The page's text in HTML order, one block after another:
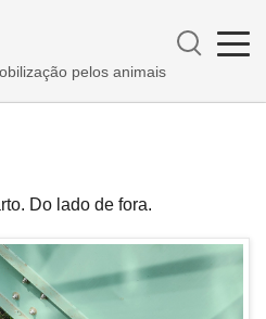
pelos animais
Do lado de fora.